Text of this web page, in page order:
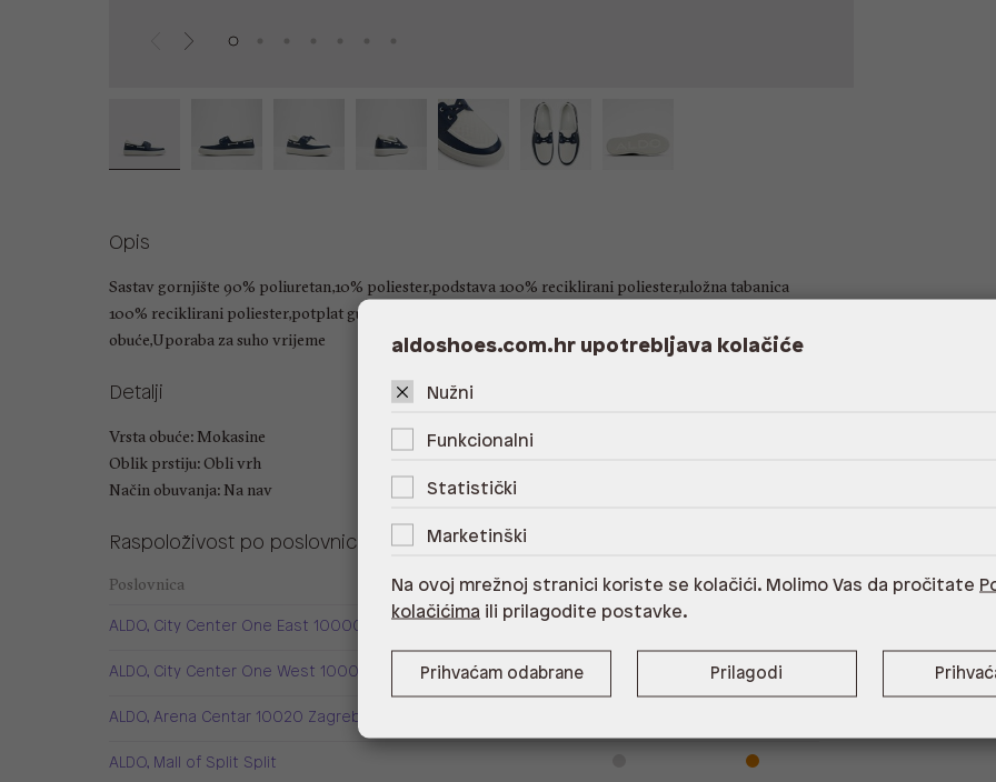
Opis
Sastav gornjište 90% poliuretan,10% poliester,podstava 100% reciklirani poliester,uložna tabanica
100% reciklirani poliester,potplat guma,Održavanje odgovarajućim Aldo proizvodom za njegu
obuće,Uporaba za suho vrijeme
Detalji
Vrsta obuće: Mokasine
Oblik prstiju: Obli vrh
Način obuvanja: Na nav
Raspoloživost po poslovnicama
Poslovnica Dostupno Na upit
ALDO, City Center One East 10000 Zagreb
ALDO, City Center One West 10000 Zagreb
ALDO, Arena Centar 10020 Zagreb
ALDO, Mall of Split Split
aldoshoes.com.hr upotrebljava kolačiće
Nužni
Funkcionalni
Statistički
Marketinški
Na ovoj mrežnoj stranici koriste se kolačići. Molimo Vas da pročitate
kolačićima ili prilagodite postavke.
Prihvaćam odabrane Prilagodi